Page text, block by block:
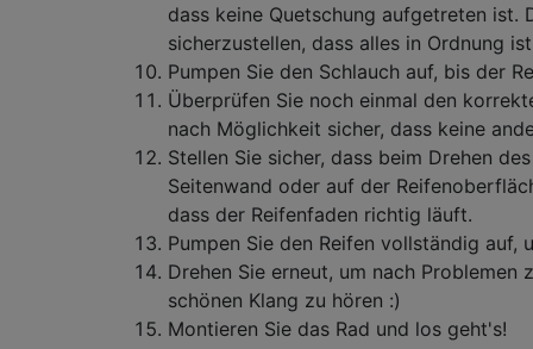
dass keine Quetschung aufgetreten ist.
sicherzustellen, dass alles in Ordnung
Pumpen Sie den Schlauch auf, bis der
Überprüfen Sie noch einmal den
nach Möglichkeit sicher, dass keine
Stellen Sie sicher, dass beim Drehen
Seitenwand oder auf der
dass der Reifenfaden richtig läuft.
Pumpen Sie den Reifen vollständig
Drehen Sie erneut, um nach Problemen
schönen Klang zu hören :)
Montieren Sie das Rad und los geht's!